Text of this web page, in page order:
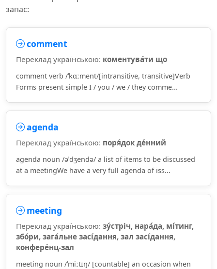
запас:
comment
Переклад українською: коментува́ти що
comment verb /ˈkɑːment/[intransitive, transitive]Verb
Forms present simple I / you / we / they comme...
agenda
Переклад українською: поря́док де́нний
agenda noun /əˈdʒendə/ a list of items to be discussed
at a meetingWe have a very full agenda of iss...
meeting
Переклад українською: зу́стріч, нара́да, мі́тинг,
збо́ри, зага́льне засі́дання, зал засі́дання,
конфере́нц-зал
meeting noun /ˈmiːtɪŋ/ [countable] an occasion when